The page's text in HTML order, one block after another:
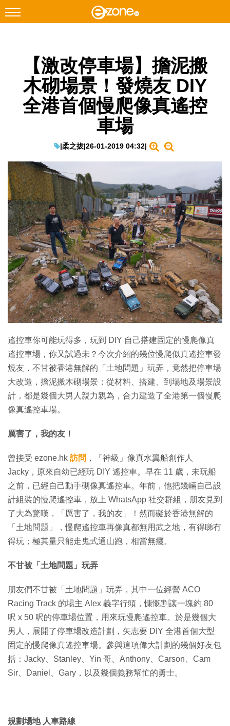
Facebook Instagram
科技焦點
網絡生活
EduTech
IT Times
生成式AI與雲端應用
Enterprise Digital Transformation
特集
【激改停車場】擔泥搬
木砌場景！發燒友 DIY
全港首個慢爬像真遙控
車場
|柔之拔|26-01-2019 04:32|
遙控車你可能玩得多，玩到 DIY 自己搭建固定的慢爬像真
遙控車場，你又試過未？今次介紹的幾位慢爬似真遙控車發
燒友，不甘被香港無解的「土地問題」玩弄，竟然把停車場
大改造，擔泥搬木砌場景；從材料、搭建、到場地及場景設
計，都是幾個大男人親力親為，合力建造了全港第一個慢爬
像真遙控車場。
厲害了，我的友！
曾接受 ezone.hk 訪問 ，「神級」像真水翼船創作人
Jacky，原來自幼已經玩 DIY 遙控車。早在 11 歲，未玩船
之前，已經自己動手砌像真遙控車。年前，他把幾輛自己設
計組裝的慢爬遙控車，放上 WhatsApp 社交群組，朋友見到
了大為驚嘆，「厲害了，我的友」！然而礙於香港無解的
「土地問題」，慢爬遙控車再像真都無用武之地，有得睇冇
得玩；極其量只能走鬼式通山跑，相當無癮。
不甘被「土地問題」玩弄
朋友們不甘被「土地問題」玩弄，其中一位經營 ACO
Racing Track 的場主 Alex 義字行頭，慷慨割讓一塊約 80
呎 x 50 呎的停車場位置，用來玩慢爬遙控車。於是幾個大
男人，展開了停車場改造計劃，矢志要 DIY 全港首個大型
固定的慢爬像真遙控車場。參與這項偉大計劃的幾個好友包
括：Jacky、Stanley、Yin 哥、Anthony、Carson、Cam
Sir、Daniel、Gary，以及幾個義務幫忙的勇士。
規劃場地 人車路線